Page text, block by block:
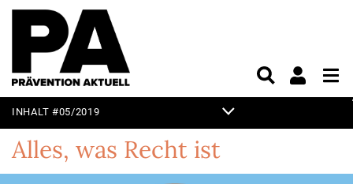
INHALT #05/2019
TITELTHEMA
Alles, was Recht ist